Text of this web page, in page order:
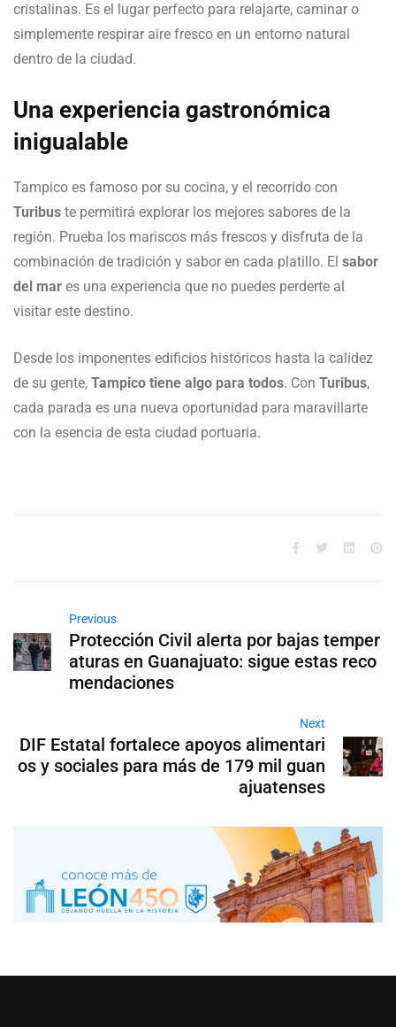
cristalinas. Es el lugar perfecto para relajarte, caminar o
simplemente respirar aire fresco en un entorno natural
dentro de la ciudad.
Una experiencia gastronómica
inigualable
Tampico es famoso por su cocina, y el recorrido con
Turibus te permitirá explorar los mejores sabores de la
región. Prueba los mariscos más frescos y disfruta de la
combinación de tradición y sabor en cada platillo. El sabor
del mar es una experiencia que no puedes perderte al
visitar este destino.
Desde los imponentes edificios históricos hasta la calidez
de su gente, Tampico tiene algo para todos. Con Turibus,
cada parada es una nueva oportunidad para maravillarte
con la esencia de esta ciudad portuaria.
Previous
Protección Civil alerta por bajas temper
aturas en Guanajuato: sigue estas reco
mendaciones
Next
DIF Estatal fortalece apoyos alimentari
os y sociales para más de 179 mil guan
ajuatenses